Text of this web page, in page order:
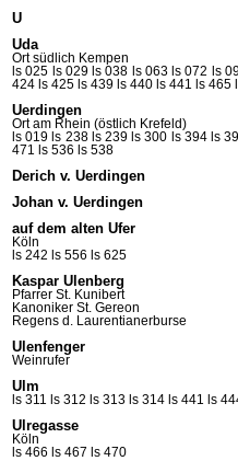
U
Uda
Ort südlich Kempen
ls 025 ls 029 ls 038 ls 063 ls 072 ls
424 ls 425 ls 439 ls 440 ls 441 ls 465
Uerdingen
Ort am Rhein (östlich Krefeld)
ls 019 ls 238 ls 239 ls 300 ls 394 ls
471 ls 536 ls 538
Derich v. Uerdingen
Johan v. Uerdingen
auf dem alten Ufer
Köln
ls 242 ls 556 ls 625
Kaspar Ulenberg
Pfarrer St. Kunibert
Kanoniker St. Gereon
Regens d. Laurentianerburse
Ulenfenger
Weinrufer
Ulm
ls 311 ls 312 ls 313 ls 314 ls 441 ls
Ulregasse
Köln
ls 466 ls 467 ls 470